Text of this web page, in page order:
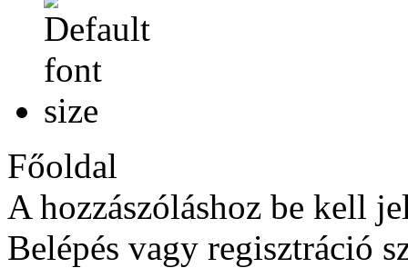
Főoldal
A hozzászóláshoz be kell
Belépés vagy regisztráció